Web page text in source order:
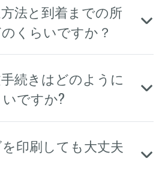
法と到着までの所
くらいですか？
続きはどのように
ですか?
印刷しても大丈夫